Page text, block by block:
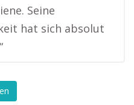
Seine
hat sich absolut